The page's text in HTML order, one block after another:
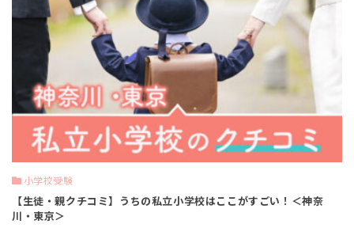
小学校受験
【生徒・親クチコミ】うちの私立小学校はここがすごい！＜神奈
川・東京＞